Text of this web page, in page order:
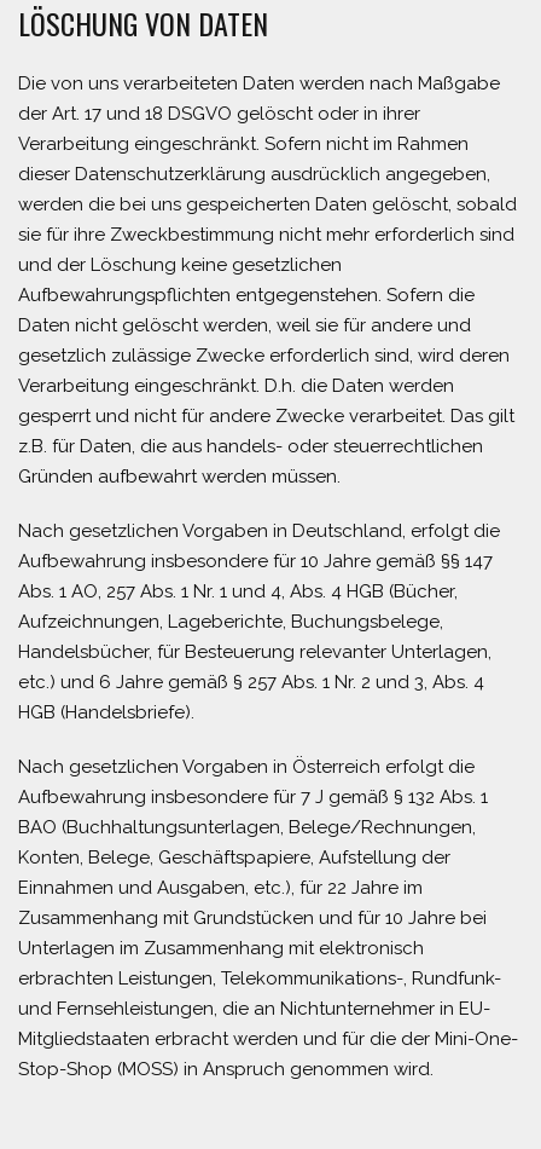
LÖSCHUNG VON DATEN
Die von uns verarbeiteten Daten werden nach Maßgabe
der Art. 17 und 18 DSGVO gelöscht oder in ihrer
Verarbeitung eingeschränkt. Sofern nicht im Rahmen
dieser Datenschutzerklärung ausdrücklich angegeben,
werden die bei uns gespeicherten Daten gelöscht, sobald
sie für ihre Zweckbestimmung nicht mehr erforderlich sind
und der Löschung keine gesetzlichen
Aufbewahrungspflichten entgegenstehen. Sofern die
Daten nicht gelöscht werden, weil sie für andere und
gesetzlich zulässige Zwecke erforderlich sind, wird deren
Verarbeitung eingeschränkt. D.h. die Daten werden
gesperrt und nicht für andere Zwecke verarbeitet. Das gilt
z.B. für Daten, die aus handels- oder steuerrechtlichen
Gründen aufbewahrt werden müssen.
Nach gesetzlichen Vorgaben in Deutschland, erfolgt die
Aufbewahrung insbesondere für 10 Jahre gemäß §§ 147
Abs. 1 AO, 257 Abs. 1 Nr. 1 und 4, Abs. 4 HGB (Bücher,
Aufzeichnungen, Lageberichte, Buchungsbelege,
Handelsbücher, für Besteuerung relevanter Unterlagen,
etc.) und 6 Jahre gemäß § 257 Abs. 1 Nr. 2 und 3, Abs. 4
HGB (Handelsbriefe).
Nach gesetzlichen Vorgaben in Österreich erfolgt die
Aufbewahrung insbesondere für 7 J gemäß § 132 Abs. 1
BAO (Buchhaltungsunterlagen, Belege/Rechnungen,
Konten, Belege, Geschäftspapiere, Aufstellung der
Einnahmen und Ausgaben, etc.), für 22 Jahre im
Zusammenhang mit Grundstücken und für 10 Jahre bei
Unterlagen im Zusammenhang mit elektronisch
erbrachten Leistungen, Telekommunikations-, Rundfunk-
und Fernsehleistungen, die an Nichtunternehmer in EU-
Mitgliedstaaten erbracht werden und für die der Mini-One-
Stop-Shop (MOSS) in Anspruch genommen wird.